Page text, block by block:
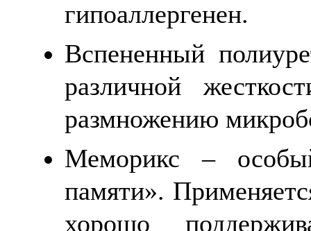
гипоаллергенен.
Вспененный
различной
размножению
Меморикс –
памяти».
хорошо